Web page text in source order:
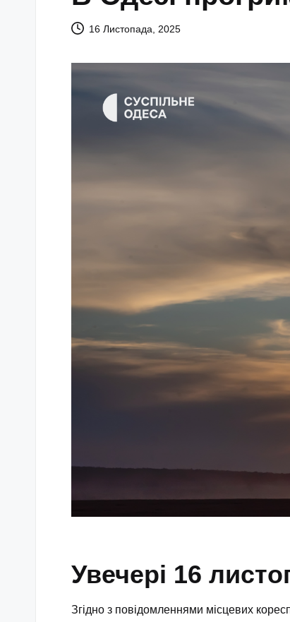
16 Листопада, 2025
Увечері 16
Згідно з повідомленнями місцевих